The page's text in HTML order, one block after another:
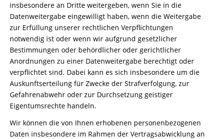
insbesondere an Dritte weitergeben, wenn Sie in die
Datenweitergabe eingewilligt haben, wenn die Weitergabe
zur Erfüllung unserer rechtlichen Verpflichtungen
notwendig ist oder wenn wir aufgrund gesetzlicher
Bestimmungen oder behördlicher oder gerichtlicher
Anordnungen zu einer Datenweitergabe berechtigt oder
verpflichtet sind. Dabei kann es sich insbesondere um die
Auskunftserteilung für Zwecke der Strafverfolgung, zur
Gefahrenabwehr oder zur Durchsetzung geistiger
Eigentumsrechte handeln.
Wir können die von Ihnen erhobenen personenbezogenen
Daten insbesondere im Rahmen der Vertragsabwicklung an